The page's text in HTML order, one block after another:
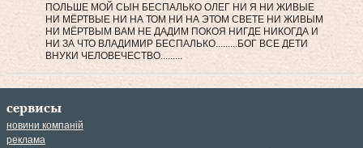
ПОЛЬШЕ МОЙ СЫН БЕСПАЛЬКО ОЛЕГ НИ Я НИ ЖИВЫЕ
НИ МЁРТВЫЕ НИ НА ТОМ НИ НА ЭТОМ СВЕТЕ НИ ЖИВЫМ
НИ МЁРТВЫМ ВАМ НЕ ДАДИМ ПОКОЯ НИГДЕ НИКОГДА И
НИ ЗА ЧТО ВЛАДИМИР БЕСПАЛЬКО.........БОГ ВСЕ ДЕТИ
ВНУКИ ЧЕЛОВЕЧЕСТВО.........
сервисы
новини компаній
реклама